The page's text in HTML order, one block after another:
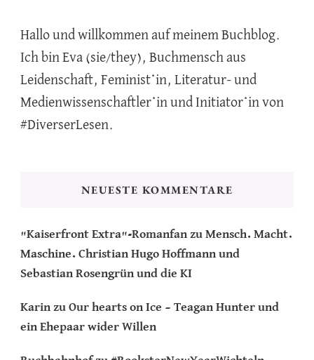
Hallo und willkommen auf meinem Buchblog.
Ich bin Eva (sie/they), Buchmensch aus
Leidenschaft, Feminist*in, Literatur- und
Medienwissenschaftler*in und Initiator*in von
#DiverserLesen.
NEUESTE KOMMENTARE
"Kaiserfront Extra"-Romanfan zu Mensch. Macht.
Maschine. Christian Hugo Hoffmann und
Sebastian Rosengrün und die KI
Karin zu Our hearts on Ice – Teagan Hunter und
ein Ehepaar wider Willen